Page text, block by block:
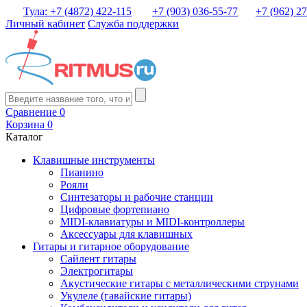
Тула: +7 (4872) 422-115 +7 (903) 036-55-77
+7 (962)
Личный кабинет Служба поддержки
Сравнение 0
Корзина 0
Каталог
Клавишные инструменты
Пианино
Рояли
Синтезаторы и рабочие станции
Цифровые фортепиано
MIDI-клавиатуры и MIDI-контроллеры
Аксессуары для клавишных
Гитары и гитарное оборудование
Сайлент гитары
Электрогитары
Акустические гитары с металлическими струнами
Укулеле (гавайские гитары)